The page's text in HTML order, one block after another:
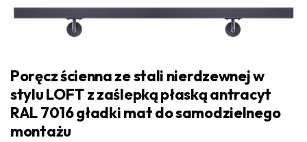
Poręcz ścienna ze stali nierdzewnej w
stylu LOFT z zaślepką płaską antracyt
RAL 7016 gładki mat do samodzielnego
montażu